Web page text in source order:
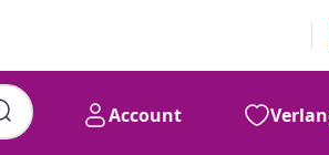
Account